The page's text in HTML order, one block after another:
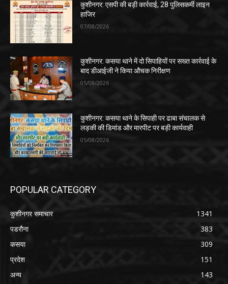
कुशीनगर: एसपी की बड़ी कार्रवाई, 28 पुलिसकर्मी लाइन
हाजिर
07/08/2026
कुशीनगर: कसया थाने में दो सिपाहियों पर सख्त कार्रवाई के
बाद डीआईजी ने किया औचक निरीक्षण
05/08/2026
कुशीनगर: कसया थाने के सिपाही पर ढाबा संचालक से
लड़की की डिमांड और मारपीट पर बड़ी कार्यवाही
05/08/2026
POPULAR CATEGORY
कुशीनगर समाचार
1341
पडरौना
383
कसया
309
प्रदेश
151
अन्य
143